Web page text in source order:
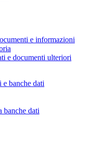
e informazioni
e documenti ulteriori
e banche dati
banche dati